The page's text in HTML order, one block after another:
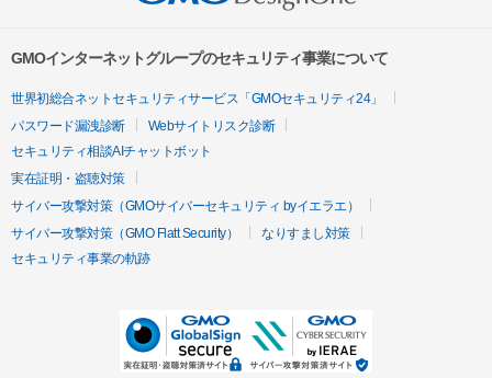
GMOインターネットグループのセキュリティ事業について
世界初総合ネットセキュリティサービス「GMOセキュリティ24」
パスワード漏洩診断
Webサイトリスク診断
セキュリティ相談AIチャットボット
実在証明・盗聴対策
サイバー攻撃対策（GMOサイバーセキュリティ byイエラエ）
サイバー攻撃対策（GMO Flatt Security）
なりすまし対策
セキュリティ事業の軌跡